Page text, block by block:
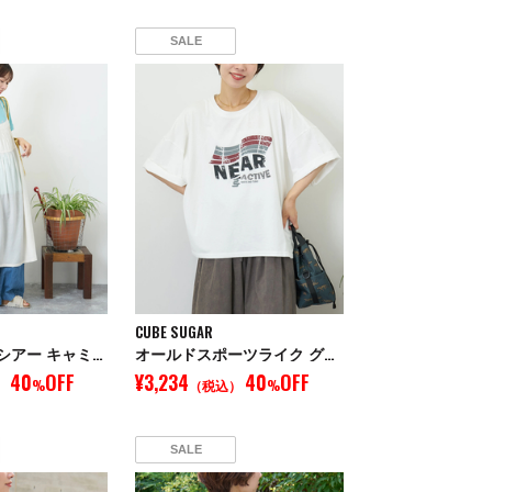
ドライタッチ シアー キャミワンピース
40%OFF
SALE
CUBE SUGAR
オールドスポーツライク グラフィックロゴ ワイド Tシャツ
¥3,234 （税込） 40%OFF
SALE